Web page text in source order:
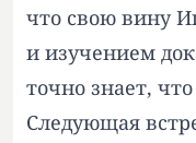
что свою вину
и изучением
точно знает,
Следующая